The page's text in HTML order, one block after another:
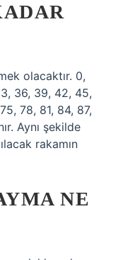
olacaktır. 0,
36, 39, 42, 45,
78, 81, 84, 87,
Aynı şekilde
rakamın
NE